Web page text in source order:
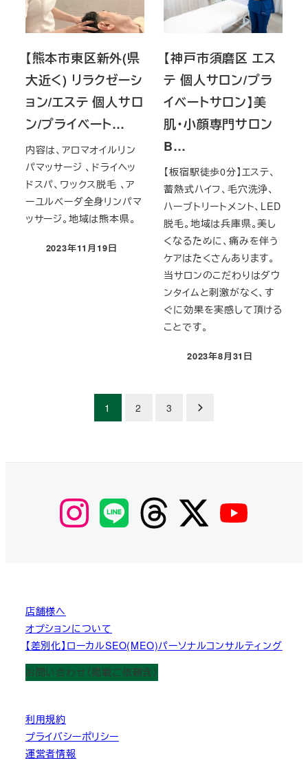
【熊本市東区新外(県
大近く) リラクゼーシ
ョン/エステ 個人サロ
ン/プライベート…
内容は、アロマオイルリン
パマッサージ 、ドライヘッ
ドスパ、ワックス脱毛 、ア
ーユルベーダ全身リンパマ
ッサージ。地域は熊本県。
投稿日
2023年11月19日
【神戸市須磨区 エス
テ 個人サロン/プラ
イベートサロン】美
肌・小顔専門サロン
B…
【板宿駅徒歩0分】エステ、
蓄熱式ハイフ、毛穴洗浄、
ハーブトリートメント、LED
脱毛。地域は兵庫県。美し
くなるために、痛みを伴う
ケアはたくさんあります。
当サロンのこだわりはダウ
ンタイムと刺激がなく、す
ぐに効果を実感して頂ける
ことです。
投稿日
2023年8月31日
り
1 2 3
【Instagram】
MyKOBAKO
【LINE】 【threads】 【Twitter】
店舗様へ
オプションについて
【差別化】ローカルSEO(MEO)パーソナルコンサルティング
お問い合わせ（掲載ご依頼含）
利用規約
プライバシーポリシー
運営者情報